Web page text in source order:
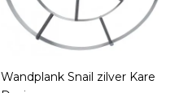
Wandplank Snail zilver Kare